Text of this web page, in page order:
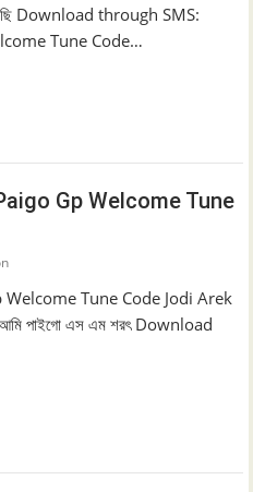
Download through SMS:
Tune Code…
Gp Welcome Tune
Tune Code Jodi Arek
পাইগো এস এম শরৎ Download